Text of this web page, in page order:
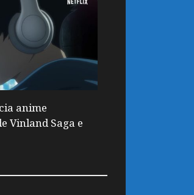
anime
Vinland Saga e